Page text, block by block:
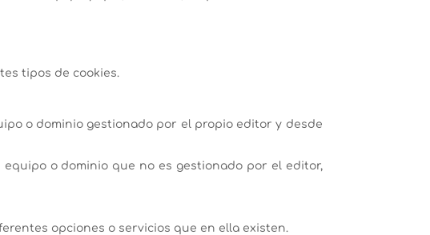
tipos de cookies.
o dominio gestionado por el propio editor y desde
o dominio que no es gestionado por el editor,
opciones o servicios que en ella existen.